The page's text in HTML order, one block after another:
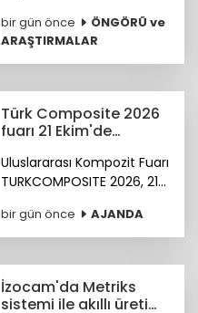
hazırlanıyor.
bir gün önce
ÖNGÖRÜ ve
ARAŞTIRMALAR
Türk Composite 2026
fuarı 21 Ekim'de
Uluslararası Kompozit Fuarı
TURKCOMPOSITE 2026, 21-
İstanbul Fuar Merkezi’nde
düzenlenecek.
bir gün önce AJANDA
İzocam'da Metriks
sistemi ile akıllı üretim